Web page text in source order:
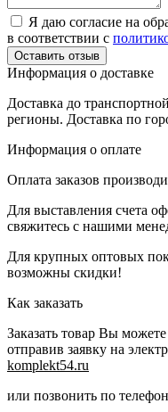
Я даю согласие на
в соответствии с
Информация о доставке
Доставка до
регионы. Доставка по
Информация о оплате
Оплата заказов
Для выставления счета
свяжитесь с нашими
Для крупных оптовых
возможны скидки!
Как заказать
Заказать товар Вы
отправив заявку на
komplekt54.ru
или позвонить по